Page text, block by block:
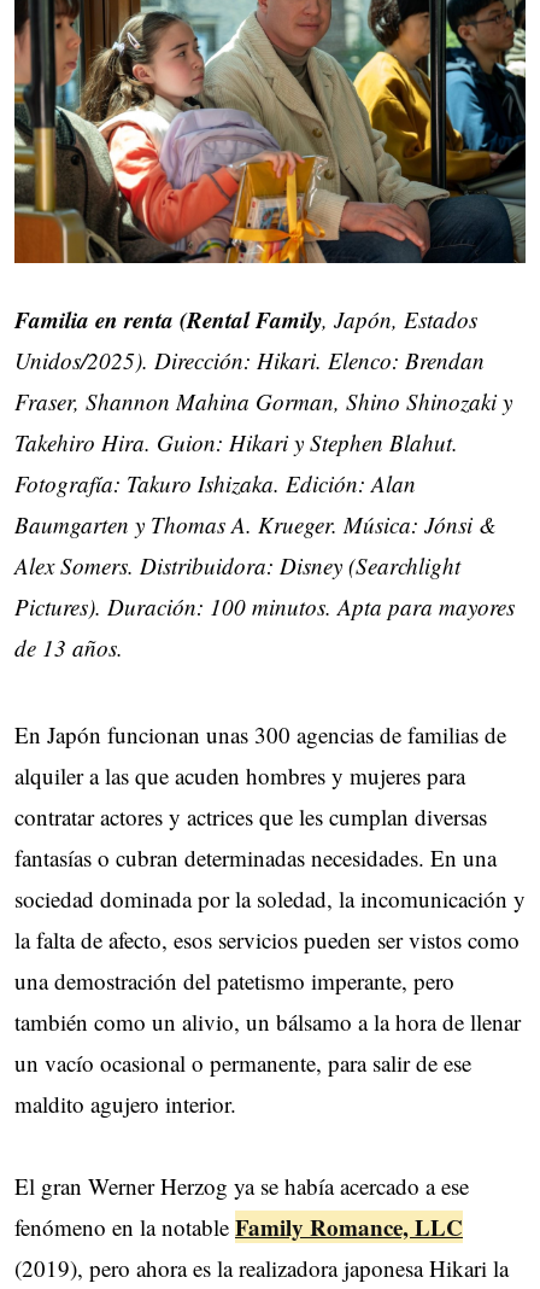
Familia en renta (Rental Family, Japón, Estados
Unidos/2025). Dirección: Hikari. Elenco: Brendan
Fraser, Shannon Mahina Gorman, Shino Shinozaki y
Takehiro Hira. Guion: Hikari y Stephen Blahut.
Fotografía: Takuro Ishizaka. Edición: Alan
Baumgarten y Thomas A. Krueger. Música: Jónsi &
Alex Somers. Distribuidora: Disney (Searchlight
Pictures). Duración: 100 minutos. Apta para mayores
de 13 años.
En Japón funcionan unas 300 agencias de familias de
alquiler a las que acuden hombres y mujeres para
contratar actores y actrices que les cumplan diversas
fantasías o cubran determinadas necesidades. En una
sociedad dominada por la soledad, la incomunicación y
la falta de afecto, esos servicios pueden ser vistos como
una demostración del patetismo imperante, pero
también como un alivio, un bálsamo a la hora de llenar
un vacío ocasional o permanente, para salir de ese
maldito agujero interior.
El gran Werner Herzog ya se había acercado a ese
fenómeno en la notable Family Romance, LLC
(2019), pero ahora es la realizadora japonesa Hikari la